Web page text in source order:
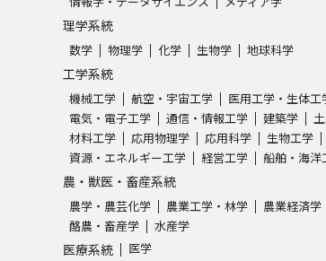
テレメール全国一斉進学調査
学問
理学系統
数学 物理学 化学 生物学 地球科学
工学系統
機械工学 航空・宇宙工学
医用工学・生体工
電気・電子工学
通信・情報工学 建築学
材料工学
応用物理学 応用科学
生物工学
資源・エネルギー工学
経営工学 船舶・海洋
農・獣医・畜産系統
農学・農芸化学 農業工学・林学 農業経済学
酪農・畜産学
水産学
医療系統 医学